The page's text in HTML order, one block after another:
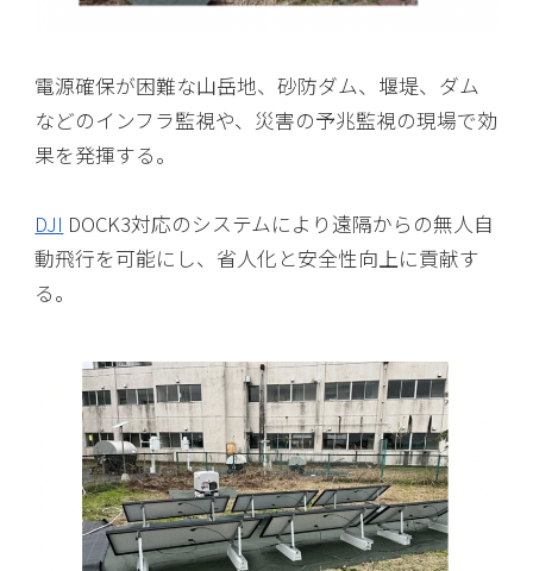
電源確保が困難な山岳地、砂防ダム、堰堤、ダム
などのインフラ監視や、災害の予兆監視の現場で効
果を発揮する。
DJI DOCK3対応のシステムにより遠隔からの無人自
動飛行を可能にし、省人化と安全性向上に貢献す
る。